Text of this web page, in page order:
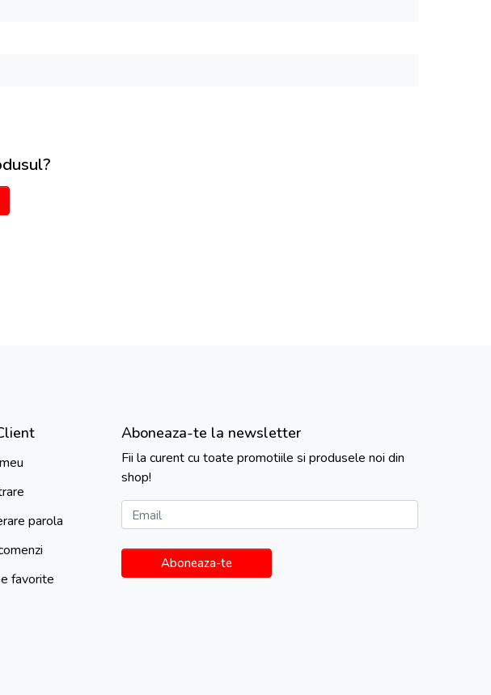
parola
favorite
Aboneaza-te la newsletter
Fii la curent cu toate promotiile si produsele noi din
shop!
Email
Aboneaza-te